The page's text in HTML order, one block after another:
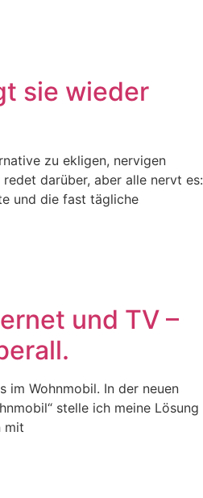
sie wieder
zu ekligen, nervigen
darüber, aber alle nervt es:
und die fast tägliche
und TV –
im Wohnmobil. In der neuen
stelle ich meine Lösung
mit